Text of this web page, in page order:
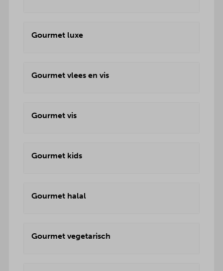
Gourmet luxe
Gourmet vlees en vis
Gourmet vis
Gourmet kids
Gourmet halal
Gourmet vegetarisch